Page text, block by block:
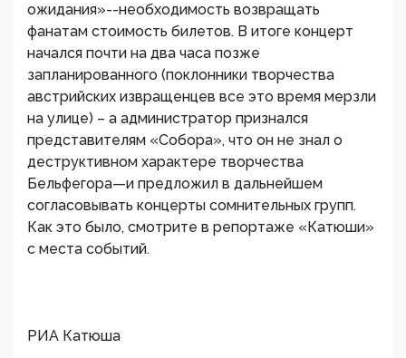
ожидания»--необходимость возвращать
фанатам стоимость билетов. В итоге концерт
начался почти на два часа позже
запланированного (поклонники творчества
австрийских извращенцев все это время мерзли
на улице) – а администратор признался
представителям «Собора», что он не знал о
деструктивном характере творчества
Бельфегора—и предложил в дальнейшем
согласовывать концерты сомнительных групп.
Как это было, смотрите в репортаже «Катюши»
с места событий.
РИА Катюша